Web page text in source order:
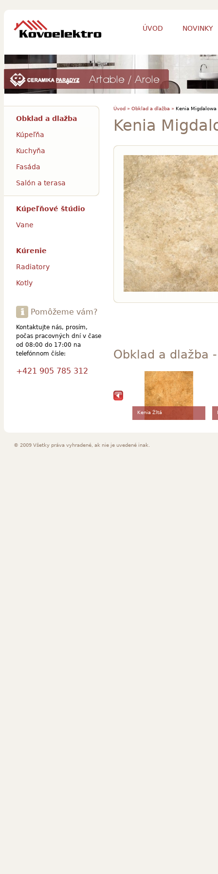
ÚVOD NOVINKY
Úvod » Obklad a dlažba »Kenia Migdalowa
Kenia
Obklad a dlažba
Kenia Žltá
Obklad a dlažba
Kúpeľňa
Kuchyňa
Fasáda
Salón a terasa
Kúpeľňové štúdio
Vane
Kúrenie
Radiatory
Kotly
Pomôžeme vám?
Kontaktujte nás, prosím,
počas pracovných dní v čase
od 08:00 do 17:00 na
telefónnom čísle:
+421 905 785 312
© 2009 Všetky práva vyhradené, ak nie je uvedené inak.